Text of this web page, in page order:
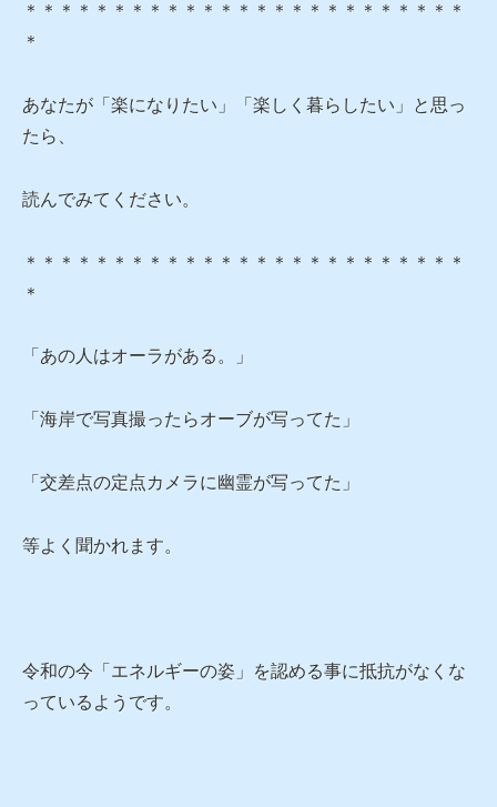
＊＊＊＊＊＊＊＊＊＊＊＊＊＊＊＊＊＊＊＊＊＊＊＊＊
＊
あなたが「楽になりたい」「楽しく暮らしたい」と思っ
たら、
読んでみてください。
＊＊＊＊＊＊＊＊＊＊＊＊＊＊＊＊＊＊＊＊＊＊＊＊＊
＊
「あの人はオーラがある。」
「海岸で写真撮ったらオーブが写ってた」
「交差点の定点カメラに幽霊が写ってた」
等よく聞かれます。
令和の今「エネルギーの姿」を認める事に抵抗がなくな
っているようです。